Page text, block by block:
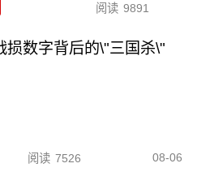
阅读 9891
损数字背后的\"三国杀\"
阅读 7526 08-06